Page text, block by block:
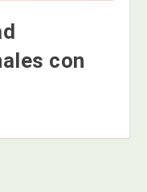
con